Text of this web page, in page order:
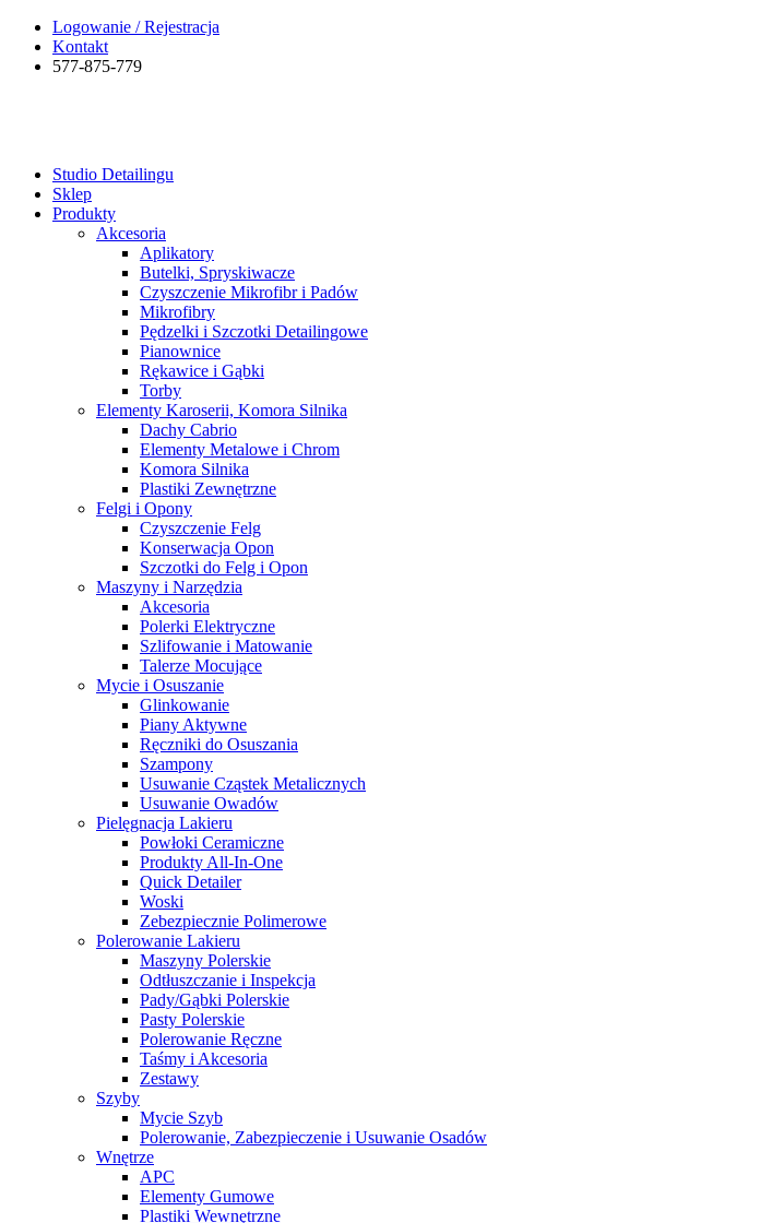
Logowanie / Rejestracja
Kontakt
577-875-779
Studio Detailingu
Sklep
Produkty
Akcesoria
Aplikatory
Butelki, Spryskiwacze
Czyszczenie Mikrofibr i Padów
Mikrofibry
Pędzelki i Szczotki Detailingowe
Pianownice
Rękawice i Gąbki
Torby
Elementy Karoserii, Komora Silnika
Dachy Cabrio
Elementy Metalowe i Chrom
Komora Silnika
Plastiki Zewnętrzne
Felgi i Opony
Czyszczenie Felg
Konserwacja Opon
Szczotki do Felg i Opon
Maszyny i Narzędzia
Akcesoria
Polerki Elektryczne
Szlifowanie i Matowanie
Talerze Mocujące
Mycie i Osuszanie
Glinkowanie
Piany Aktywne
Ręczniki do Osuszania
Szampony
Usuwanie Cząstek Metalicznych
Usuwanie Owadów
Pielęgnacja Lakieru
Powłoki Ceramiczne
Produkty All-In-One
Quick Detailer
Woski
Zebezpiecznie Polimerowe
Polerowanie Lakieru
Maszyny Polerskie
Odtłuszczanie i Inspekcja
Pady/Gąbki Polerskie
Pasty Polerskie
Polerowanie Ręczne
Taśmy i Akcesoria
Zestawy
Szyby
Mycie Szyb
Polerowanie, Zabezpieczenie i Usuwanie Osadów
Wnętrze
APC
Elementy Gumowe
Plastiki Wewnętrzne